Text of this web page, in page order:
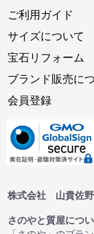
ご利用ガイド
サイズについて
宝石リフォーム
ブランド販売に
会員登録
株式会社 山貴佐
さのやと質屋につ